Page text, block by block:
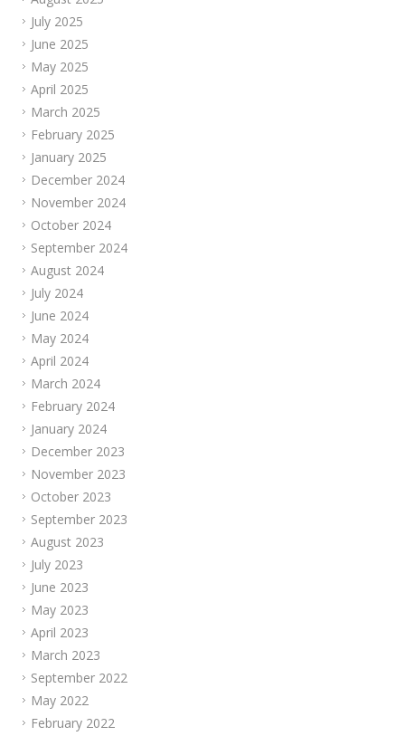
July 2025
June 2025
May 2025
April 2025
March 2025
February 2025
January 2025
December 2024
November 2024
October 2024
September 2024
August 2024
July 2024
June 2024
May 2024
April 2024
March 2024
February 2024
January 2024
December 2023
November 2023
October 2023
September 2023
August 2023
July 2023
June 2023
May 2023
April 2023
March 2023
September 2022
May 2022
February 2022